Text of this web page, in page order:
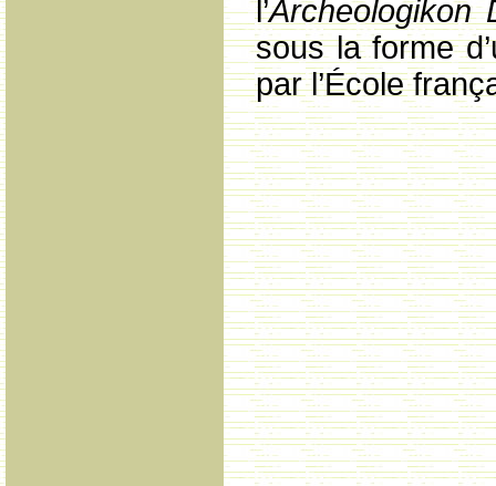
l’Archeologikon
sous la forme
par l’École